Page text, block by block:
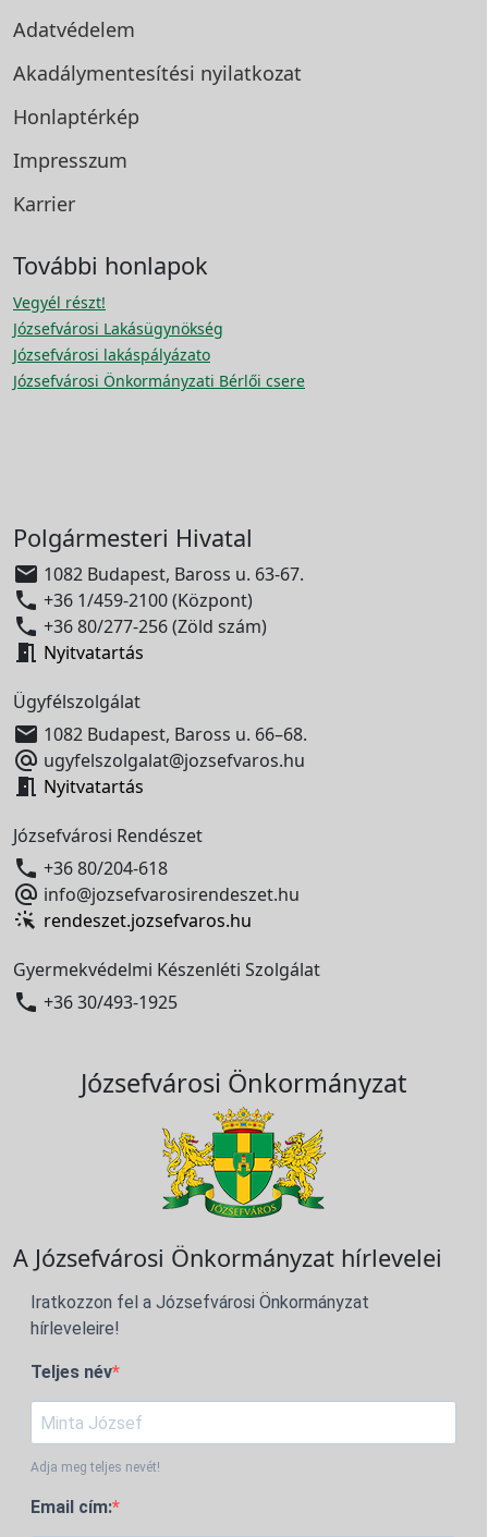
Adatvédelem
Akadálymentesítési nyilatkozat
Honlaptérkép
Impresszum
Karrier
További honlapok
Vegyél részt!
Józsefvárosi Lakásügynökség
Józsefvárosi lakáspályázato
Józsefvárosi Önkormányzati Bérlői csere
Polgármesteri Hivatal
 1082 Budapest, Baross u. 63-67.
 +36 1/459-2100 (Központ)
 +36 80/277-256 (Zöld szám)
 Nyitvatartás
Ügyfélszolgálat
 1082 Budapest, Baross u. 66–68.
 ugyfelszolgalat@jozsefvaros.hu
 Nyitvatartás
Józsefvárosi Rendészet
 +36 80/204-618
 info@jozsefvarosirendeszet.hu
rendeszet.jozsefvaros.hu
Gyermekvédelmi Készenléti Szolgálat
 +36 30/493-1925
Józsefvárosi Önkormányzat
A Józsefvárosi Önkormányzat hírlevelei
Iratkozzon fel a Józsefvárosi Önkormányzat
hírleveleire!
Teljes név
Adja meg teljes nevét!
Email cím: